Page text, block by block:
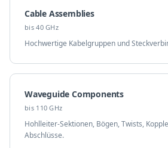
Cable Assemblies
bis 40 GHz
Hochwertige Kabelgruppen und
Waveguide Components
bis 110 GHz
Hohlleiter-Sektionen, Bögen, Twists,
Abschlüsse.